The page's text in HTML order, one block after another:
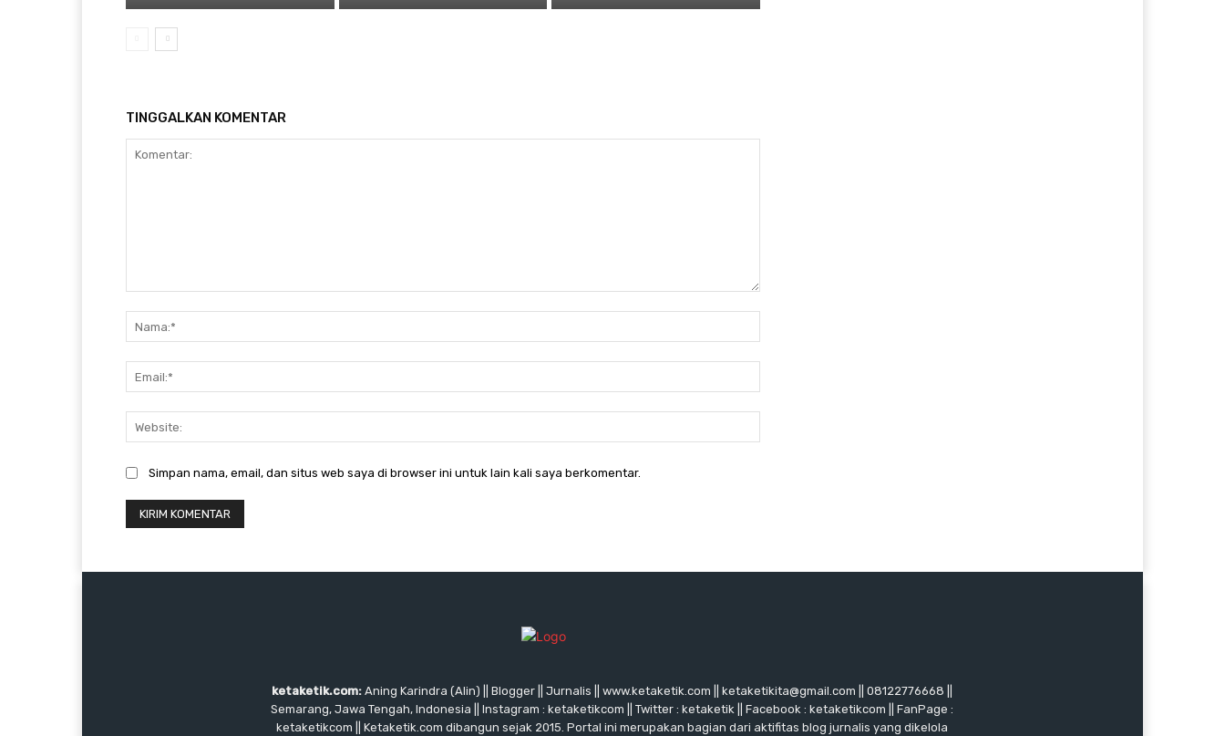
TINGGALKAN KOMENTAR
Simpan nama, email, dan situs web saya di browser ini untuk lain kali saya berkomentar.
ketaketik.com: Aning Karindra (Alin) || Blogger || Jurnalis || www.ketaketik.com || ketaketikita@gmail.com || 08122776668 ||
Semarang, Jawa Tengah, Indonesia || Instagram : ketaketikcom || Twitter : ketaketik || Facebook : ketaketikcom || FanPage :
ketaketikcom || Ketaketik.com dibangun sejak 2015. Portal ini merupakan bagian dari aktifitas blog jurnalis yang dikelola